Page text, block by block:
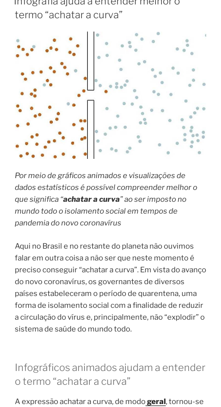
termo “achatar a curva”
Por meio de gráficos animados e visualizações de
dados estatísticos é possível compreender melhor o
que significa “achatar a curva” ao ser imposto no
mundo todo o isolamento social em tempos de
pandemia do novo coronavírus
Aqui no Brasil e no restante do planeta não ouvimos
falar em outra coisa a não ser que neste momento é
preciso conseguir “achatar a curva”. Em vista do avanço
do novo coronavírus, os governantes de diversos
países estabeleceram o período de quarentena, uma
forma de isolamento social com a finalidade de reduzir
a circulação do vírus e, principalmente, não “explodir” o
sistema de saúde do mundo todo.
Infográficos animados ajudam a entender
o termo “achatar a curva”
A expressão achatar a curva, de modogeral , tornou-se